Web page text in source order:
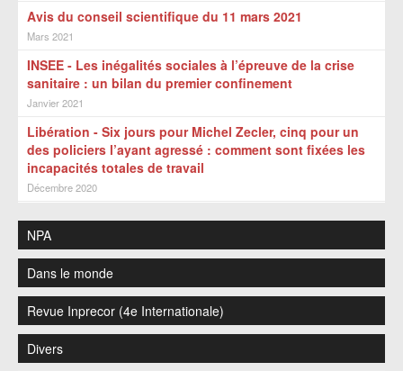
Avis du conseil scientifique du 11 mars 2021
Mars 2021
INSEE - Les inégalités sociales à l’épreuve de la crise
sanitaire : un bilan du premier confinement
Janvier 2021
Libération - Six jours pour Michel Zecler, cinq pour un
des policiers l’ayant agressé : comment sont fixées les
incapacités totales de travail
Décembre 2020
NPA
Dans le monde
Revue Inprecor (4e Internationale)
Divers